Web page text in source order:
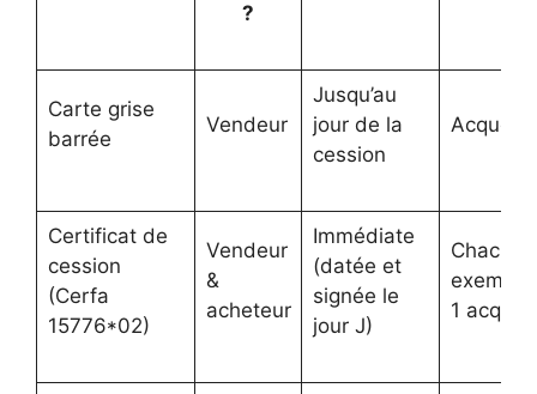
?
Carte grise
barrée
Vendeur
Jusqu’au
jour de la
cession
Certificat de
cession
(Cerfa
15776*02)
Vendeur
&
acheteur
Immédiate
(datée et
signée le
jour J)
Chacun
1